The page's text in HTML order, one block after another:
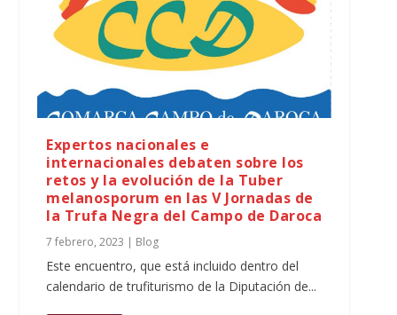
Expertos nacionales e
internacionales debaten sobre los
retos y la evolución de la Tuber
melanosporum en las V Jornadas de
la Trufa Negra del Campo de Daroca
7 febrero, 2023 | Blog
Este encuentro, que está incluido dentro del
calendario de trufiturismo de la Diputación de...